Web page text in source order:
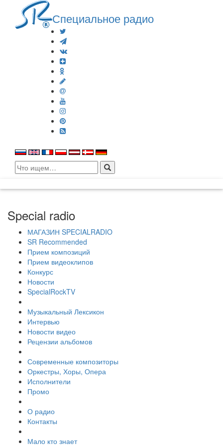
Специальное радио
Search
for:
Special radio
МАГАЗИН SPECIALRADIO
SR Recommended
Прием композиций
Прием видеоклипов
Конкурс
Новости
SpecialRockTV
Музыкальный Лексикон
Интервью
Новости видео
Рецензии альбомов
Современные композиторы
Оркестры, Хоры, Опера
Исполнители
Промо
О радио
Контакты
Мало кто знает